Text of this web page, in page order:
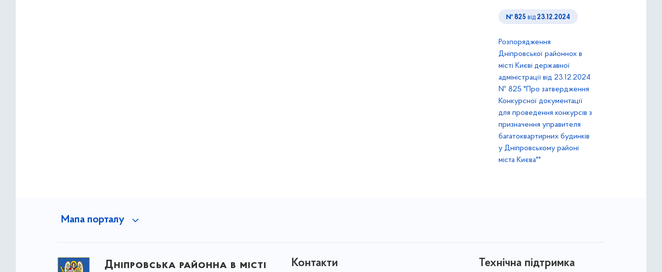
№ 825 від 23.12.2024
Розпорядження
Дніпровської районнох в
місті Києві державної
адміністрації від 23.12.2024
№ 825 "Про затвердження
Конкурсної документації
для проведення конкурсів з
призначення управителя
багатоквартирних будинків
у Дніпровському районі
міста Києва""
Мапа порталу
Дніпровська районна в місті Контакти Технічна підтримка